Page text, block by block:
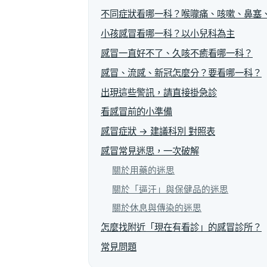
不同症狀看哪一科？喉嚨痛、咳嗽、鼻塞
小孩感冒看哪一科？以小兒科為主
感冒一直好不了、久咳不癒看哪一科？
感冒、流感、新冠怎麼分？要看哪一科？
出現這些警訊，請直接掛急診
看感冒前的小準備
感冒症狀 → 建議科別 對照表
感冒常見迷思，一次破解
關於用藥的迷思
關於「逼汗」與保健品的迷思
關於休息與傳染的迷思
怎麼找附近「現在有看診」的感冒診所？
常見問題